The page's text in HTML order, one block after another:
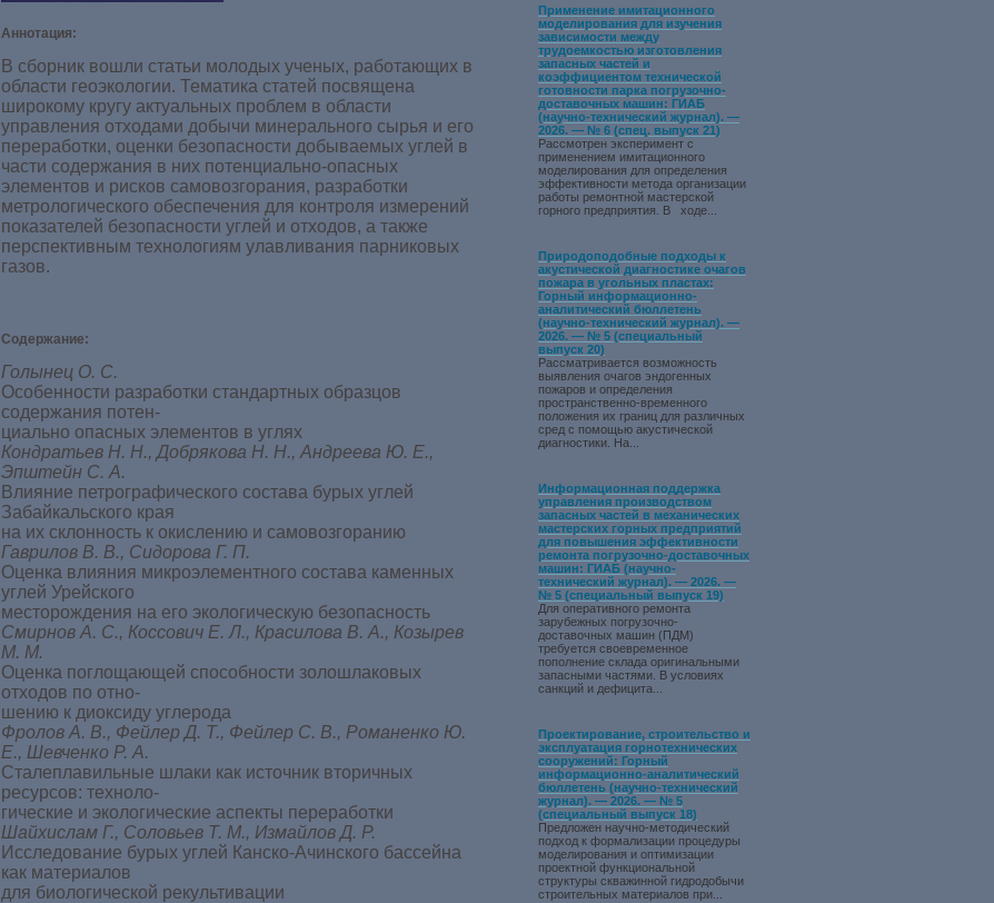
Аннотация:
В сборник вошли статьи молодых ученых, работающих в
области геоэкологии. Тематика статей посвящена
широкому кругу актуальных проблем в области
управления отходами добычи минерального сырья и его
переработки, оценки безопасности добываемых углей в
части содержания в них потенциально-опасных
элементов и рисков самовозгорания, разработки
метрологического обеспечения для контроля измерений
показателей безопасности углей и отходов, а также
перспективным технологиям улавливания парниковых
газов.
Содержание:
Голынец О. С.
Особенности разработки стандартных образцов
содержания потен-
циально опасных элементов в углях
Кондратьев Н. Н., Добрякова Н. Н., Андреева Ю. Е.,
Эпштейн С. А.
Влияние петрографического состава бурых углей
Забайкальского края
на их склонность к окислению и самовозгоранию
Гаврилов В. В., Сидорова Г. П.
Оценка влияния микроэлементного состава каменных
углей Урейского
месторождения на его экологическую безопасность
Смирнов А. С., Коссович Е. Л., Красилова В. А., Козырев
М. М.
Оценка поглощающей способности золошлаковых
отходов по отно-
шению к диоксиду углерода
Фролов А. В., Фейлер Д. Т., Фейлер С. В., Романенко Ю.
Е., Шевченко Р. А.
Сталеплавильные шлаки как источник вторичных
ресурсов: техноло-
гические и экологические аспекты переработки
Шайхислам Г., Соловьев Т. М., Измайлов Д. Р.
Исследование бурых углей Канско-Ачинского бассейна
как материалов
для биологической рекультивации
Применение имитационного
моделирования для изучения
зависимости между
трудоемкостью изготовления
запасных частей и
коэффициентом технической
готовности парка погрузочно-
доставочных машин: ГИАБ
(научно-технический журнал). —
2026. — № 6 (спец. выпуск 21)
Рассмотрен эксперимент с
применением имитационного
моделирования для определения
эффективности метода организации
работы ремонтной мастерской
горного предприятия. В ходе...
Природоподобные подходы к
акустической диагностике очагов
пожара в угольных пластах:
Горный информационно-
аналитический бюллетень
(научно-технический журнал). —
2026. — № 5 (специальный
выпуск 20)
Рассматривается возможность
выявления очагов эндогенных
пожаров и определения
пространственно-временного
положения их границ для различных
сред с помощью акустической
диагностики. На...
Информационная поддержка
управления производством
запасных частей в механических
мастерских горных предприятий
для повышения эффективности
ремонта погрузочно-доставочных
машин: ГИАБ (научно-
технический журнал). — 2026. —
№ 5 (специальный выпуск 19)
Для оперативного ремонта
зарубежных погрузочно-
доставочных машин (ПДМ)
требуется своевременное
пополнение склада оригинальными
запасными частями. В условиях
санкций и дефицита...
Проектирование, строительство и
эксплуатация горнотехнических
сооружений: Горный
информационно-аналитический
бюллетень (научно-технический
журнал). — 2026. — № 5
(специальный выпуск 18)
Предложен научно-методический
подход к формализации процедуры
моделирования и оптимизации
проектной функциональной
структуры скважинной гидродобычи
строительных материалов при...